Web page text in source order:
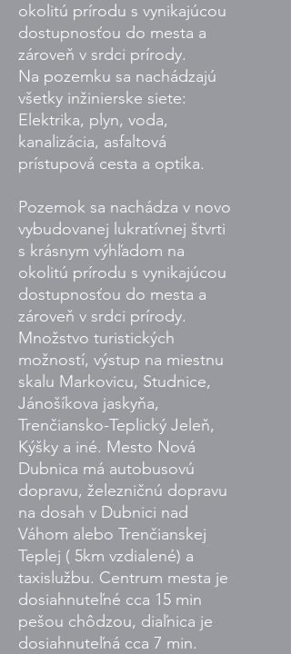
okolitú prírodu s vynikajúcou
dostupnosťou do mesta a
zároveň v srdci prírody.
Na pozemku sa nachádzajú
všetky inžinierske siete:
Elektrika, plyn, voda,
kanalizácia, asfaltová
prístupová cesta a optika.
Pozemok sa nachádza v novo
vybudovanej lukratívnej štvrti
s krásnym výhľadom na
okolitú prírodu s vynikajúcou
dostupnosťou do mesta a
zároveň v srdci prírody.
Množstvo turistických
možností, výstup na miestnu
skalu Markovicu, Studnice,
Jánošíkova jaskyňa,
Trenčiansko-Teplický Jeleň,
Kýšky a iné. Mesto Nová
Dubnica má autobusovú
dopravu, železničnú dopravu
na dosah v Dubnici nad
Váhom alebo Trenčianskej
Teplej ( 5km vzdialené) a
taxislužbu. Centrum mesta je
dosiahnuteľné cca 15 min
pešou chôdzou, diaľnica je
dosiahnuteľná cca 7 min.